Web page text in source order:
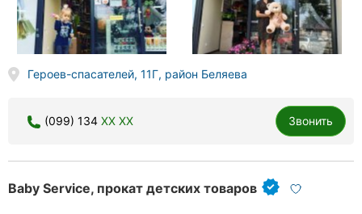
Героев-спасателей, 11Г, район Беляева
(099) 134 XX XX Звонить
Baby Service, прокат детских товаров